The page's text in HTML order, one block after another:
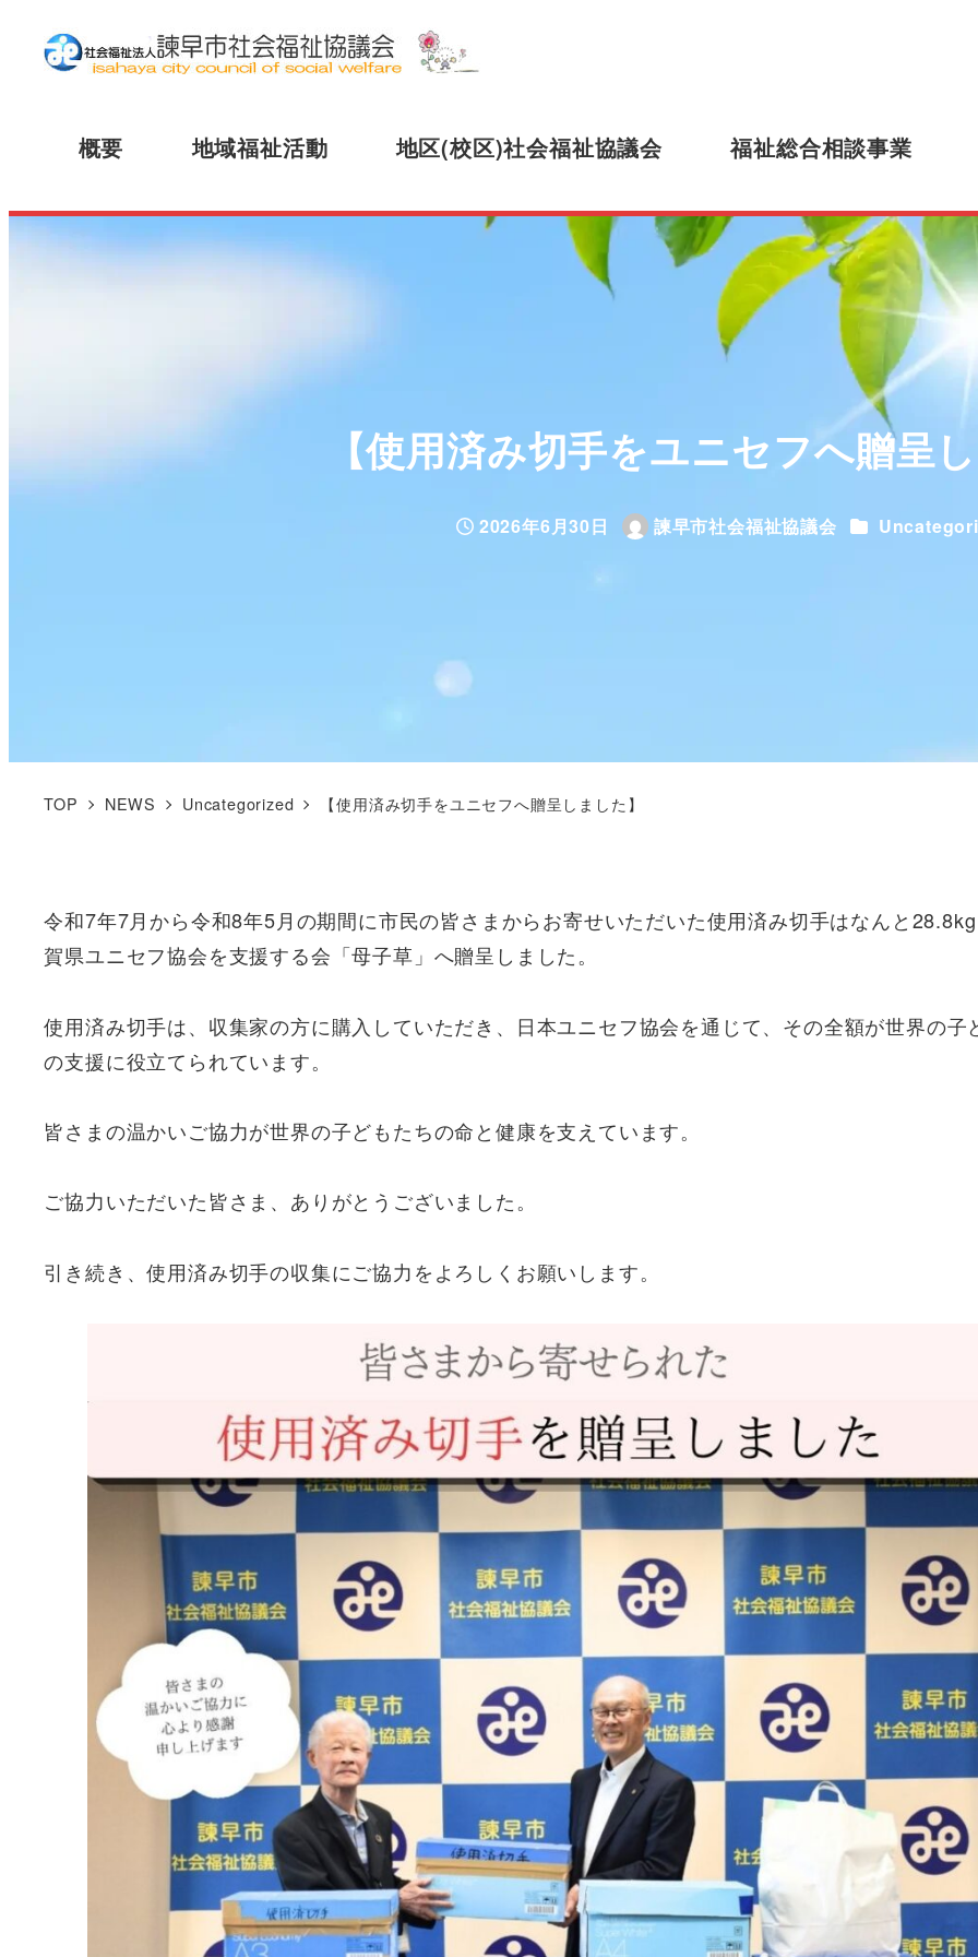
概要 地域福祉活動 地区(校区)社会福祉協議会 福祉総合相談事業
【使用済み切手をユニセフへ贈呈
投稿日
2026年6月30日
著
諫早市社会福祉協議会 カテゴリー
TOP NEWS Uncategorized 【使用済み切手をユニセフへ贈呈しました】
令和7年7月から令和8年5月の期間に市民の皆さまからお寄せいただいた使用済み切手はなんと
賀県ユニセフ協会を支援する会「母子草」へ贈呈しました。
使用済み切手は、収集家の方に購入していただき、日本ユニセフ協会を通じて、その全額が世界の子
の支援に役立てられています。
皆さまの温かいご協力が世界の子どもたちの命と健康を支えています。
ご協力いただいた皆さま、ありがとうございました。
引き続き、使用済み切手の収集にご協力をよろしくお願いします。